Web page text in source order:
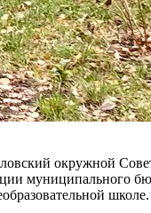
окружной
муниципального
школе.